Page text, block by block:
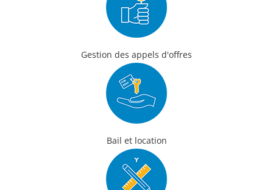
Gestion des appels d'offres
Bail et location